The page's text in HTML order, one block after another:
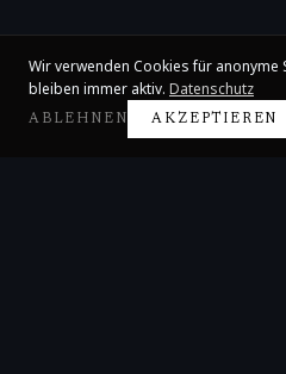
Wir verwenden Cookies für
bleiben immer aktiv. Datenschutz
ABLEHNEN AKZEPTIEREN